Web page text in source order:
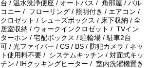
台 / 温水洗浄便座 / オートバス / 角部屋 / バル
コニー / フローリング / 照明付き / エアコン /
クロゼット / シューズボックス / 床下収納 / 全
居室収納 / ウォークインクロゼット / TVイン
ターホン / 宅配ボックス / 駐輪場 / 駐車2台
可 / 光ファイバー / CS / BS / 防犯カメラ / ネッ
ト使用料不要 / システムキッチン / 対面式キッ
チン / IHクッキングヒーター / 室内洗濯機置き